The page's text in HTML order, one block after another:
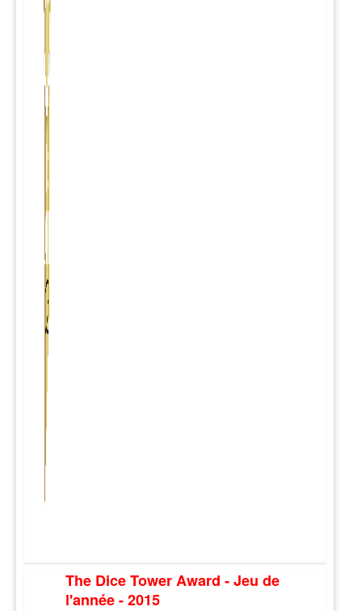
The Dice Tower Award - Jeu de
l'année - 2015